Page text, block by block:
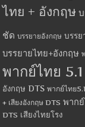
ไทย + อังกฤษ
ชัด บรรยายอังกฤษ บรรย
บรรยายไทย+อังกฤษ
พากย์ไทย
อังกฤษ DTS พากย์ไทย
+ เสียงอังกฤษ DTS พาก
DTS เสียงไทยโรง